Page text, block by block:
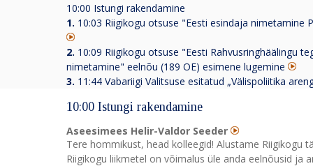
10:00 Istungi rakendamine
1. 10:03 Riigikogu otsuse "Eesti esindaja
2. 10:09 Riigikogu otsuse "Eesti Rahvusringhäälingu
nimetamine" eelnõu (189 OE) esimene lugemine
3. 11:44 Vabariigi Valitsuse esitatud „Välispoliitika
10:00 Istungi rakendamine
Aseesimees Helir-Valdor Seeder
Tere hommikust, head kolleegid! Alustame Riigikogu
Riigikogu liikmetel on võimalus üle anda eelnõusid ja